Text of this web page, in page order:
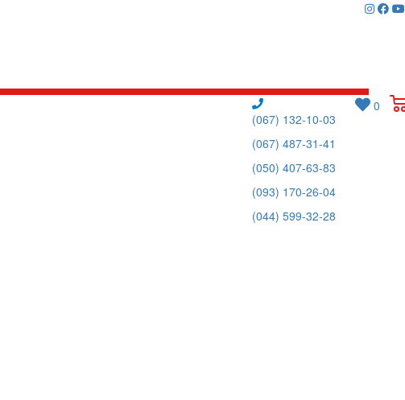
0
(067) 132-10-03
(067) 487-31-41
(050) 407-63-83
(093) 170-26-04
(044) 599-32-28